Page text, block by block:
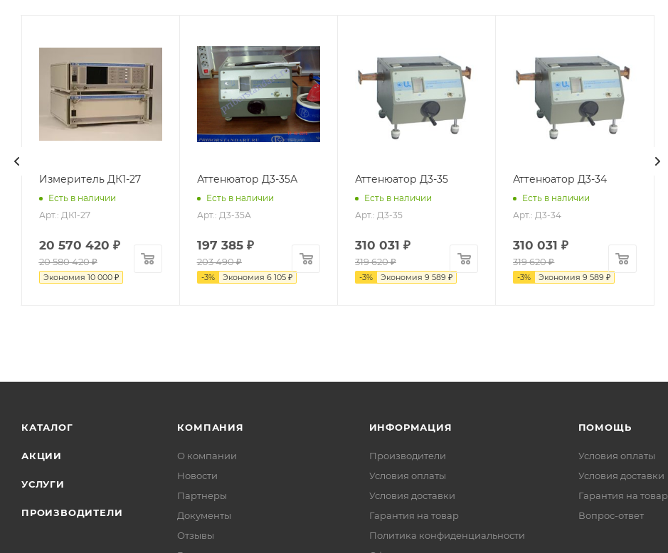
Измеритель ДК1-27
Есть в наличии
Арт.: ДК1-27
20 570 420 ₽
20 580 420₽
Экономия 10 000₽
Аттенюатор Д3-35А
Есть в наличии
Арт.: Д3-35А
197 385₽
203 490₽
-3% Экономия 6 105₽
Аттенюатор Д3-35
Есть в наличии
Арт.: Д3-35
310 031 ₽
319 620₽
-3% Экономия 9 589 ₽
Аттенюатор Д3-34
Есть в наличии
Арт.: Д3-34
310 031 ₽
319 620₽
-3% Экономия 9 589 ₽
КАТАЛОГ
АКЦИИ
УСЛУГИ
ПРОИЗВОДИТЕЛИ
КОМПАНИЯ
О компании
Новости
Партнеры
Документы
Отзывы
ИНФОРМАЦИЯ
Производители
Условия оплаты
Условия доставки
Гарантия на товар
Политика конфиденциальности
ПОМОЩЬ
Условия оплаты
Условия доставки
Гарантия на товар
Вопрос-ответ